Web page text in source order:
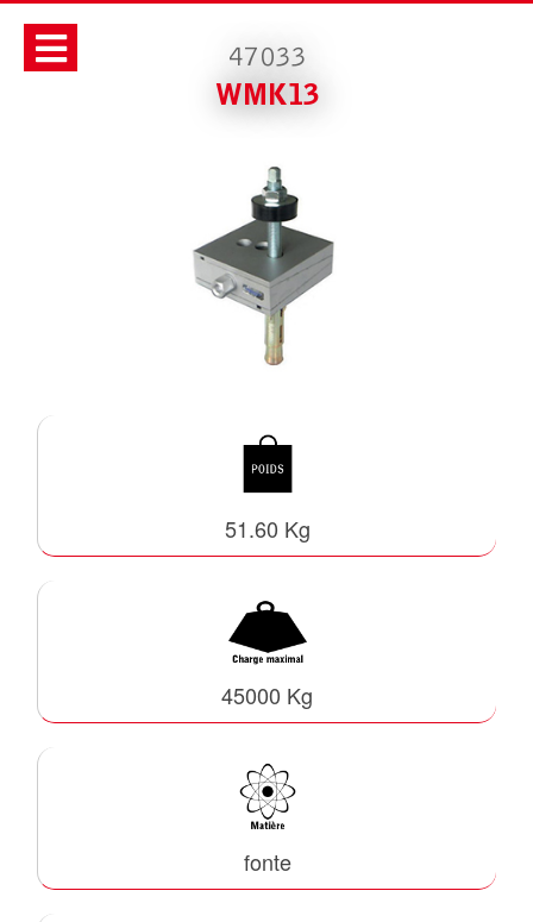
47033
WMK13
51.60 Kg
45000 Kg
fonte